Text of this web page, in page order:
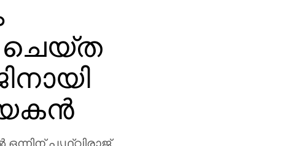
ചെയ്ത